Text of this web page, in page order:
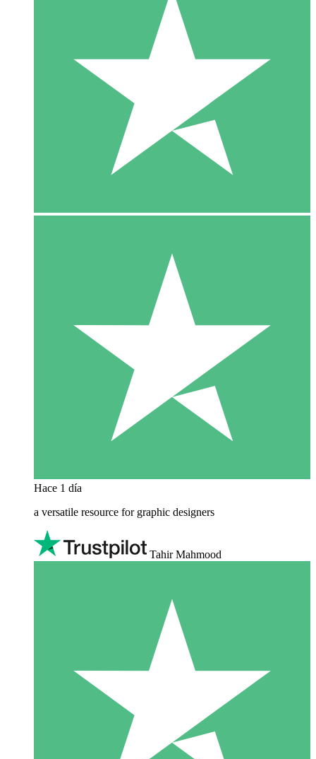
Hace 1 día
a versatile resource for graphic designers
Tahir Mahmood